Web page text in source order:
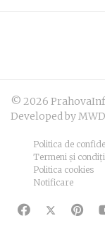
© 2026
Developed by MWD
Politica de
Termeni și
Politica cookies
Notificare